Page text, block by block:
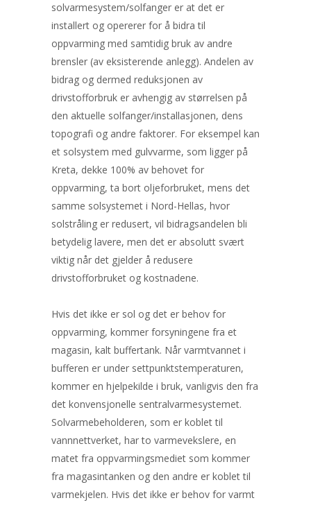
solvarmesystem/solfanger er at det er
installert og opererer for å bidra til
oppvarming med samtidig bruk av andre
brensler (av eksisterende anlegg). Andelen av
bidrag og dermed reduksjonen av
drivstofforbruk er avhengig av størrelsen på
den aktuelle solfanger/installasjonen, dens
topografi og andre faktorer. For eksempel kan
et solsystem med gulvvarme, som ligger på
Kreta, dekke 100% av behovet for
oppvarming, ta bort oljeforbruket, mens det
samme solsystemet i Nord-Hellas, hvor
solstråling er redusert, vil bidragsandelen bli
betydelig lavere, men det er absolutt svært
viktig når det gjelder å redusere
drivstofforbruket og kostnadene.
Hvis det ikke er sol og det er behov for
oppvarming, kommer forsyningene fra et
magasin, kalt buffertank. Når varmtvannet i
bufferen er under settpunktstemperaturen,
kommer en hjelpekilde i bruk, vanligvis den fra
det konvensjonelle sentralvarmesystemet.
Solvarmebeholderen, som er koblet til
vannnettverket, har to varmevekslere, en
matet fra oppvarmingsmediet som kommer
fra magasintanken og den andre er koblet til
varmekjelen. Hvis det ikke er behov for varmt